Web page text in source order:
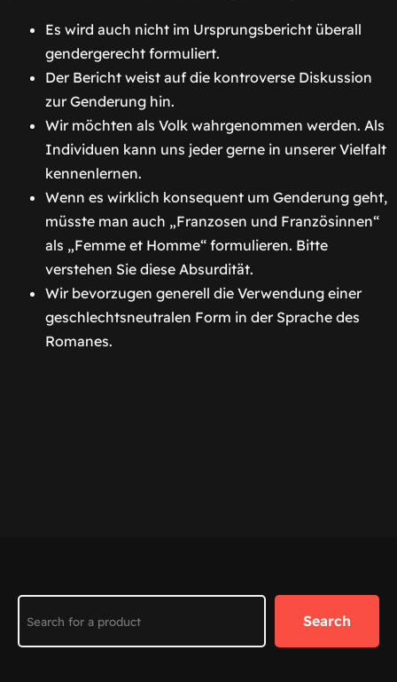
Es wird auch nicht im Ursprungsbericht überall
gendergerecht formuliert.
Der Bericht weist auf die kontroverse Diskussion
zur Genderung hin.
Wir möchten als Volk wahrgenommen werden. Als
Individuen kann uns jeder gerne in unserer Vielfalt
kennenlernen.
Wenn es wirklich konsequent um Genderung geht,
müsste man auch „Franzosen und Französinnen“
als „Femme et Homme“ formulieren. Bitte
verstehen Sie diese Absurdität.
Wir bevorzugen generell die Verwendung einer
geschlechtsneutralen Form in der Sprache des
Romanes.
Search